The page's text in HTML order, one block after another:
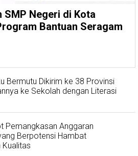
SMP Negeri di Kota
Bantuan Seragam
Bermutu Dikirim ke 38 Provinsi
ke Sekolah dengan Literasi
Pemangkasan Anggaran
Berpotensi Hambat
Kualitas